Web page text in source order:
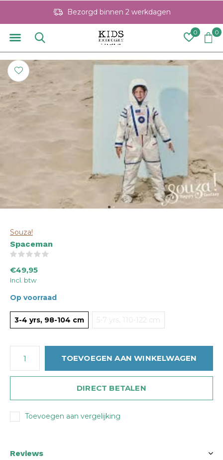
0 0
Bezorgd binnen 2 werkdagen
Souza!
Spaceman
€49,95
Incl. btw
Op voorraad
3-4 yrs, 98-104 cm 5-7 yrs, 110-122 cm
TOEVOEGEN AAN WINKELWAGEN
DIRECT BETALEN
Toevoegen aan vergelijking
Reviews